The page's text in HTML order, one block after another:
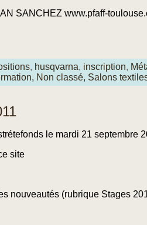
SANCHEZ www.pfaff-
, husqvarna, inscription,
Non classé, Salons
le mardi 21 septembre
site
nouveautés (rubrique Stages